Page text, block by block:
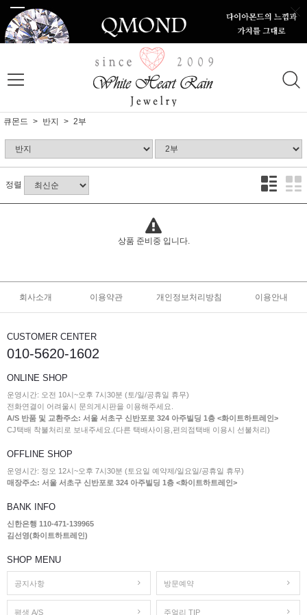
큐몬드 반지 2부
정렬
상품 준비중 입니다.
회사소개 이용약관 개인정보처리방침 이용안내
CUSTOMER CENTER
010-5620-1602
ONLINE SHOP
운영시간: 오전 10시~오후 7시30분 (토/일/공휴일 휴무)
전화연결이 어려울시 문의게시판을 이용해주세요.
A/S 반품 및 교환주소: 서울 서초구 신반포로 324 아주빌딩 1층 <화이트하트레인>
CJ택배 착불처리로 보내주세요.(다른 택배사이용,편의점택배 이용시 선불처리)
OFFLINE SHOP
운영시간: 정오 12시~오후 7시30분 (토요일 예약제/일요일/공휴일 휴무)
매장주소: 서울 서초구 신반포로 324 아주빌딩 1층 <화이트하트레인>
BANK INFO
신한은행 110-471-139965
김선영(화이트하트레인)
SHOP MENU
공지사항 방문예약
평생 A/S 주얼리 TIP